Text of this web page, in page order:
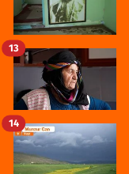
13
14